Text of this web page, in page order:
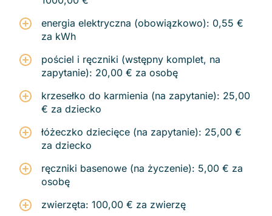
energia elektryczna (obowiązkowo): 0,55 €
za kWh
pościel i ręczniki (wstępny komplet, na
zapytanie): 20,00 € za osobę
krzesełko do karmienia (na zapytanie): 25,00
€ za dziecko
łóżeczko dziecięce (na zapytanie): 25,00 €
za dziecko
ręczniki basenowe (na życzenie): 5,00 € za
osobę
zwierzęta: 100,00 € za zwierzę